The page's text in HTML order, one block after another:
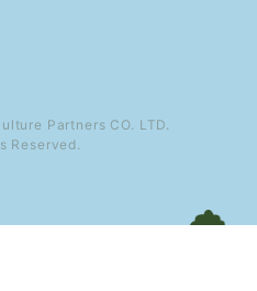
Partners CO. LTD.
Reserved.